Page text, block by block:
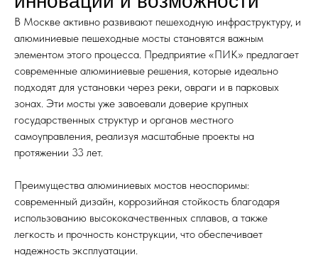
В Москве активно развивают пешеходную инфраструктуру, и
алюминиевые пешеходные мосты становятся важным
элементом этого процесса. Предприятие «ПИК» предлагает
современные алюминиевые решения, которые идеально
подходят для установки через реки, овраги и в парковых
зонах. Эти мосты уже завоевали доверие крупных
государственных структур и органов местного
самоуправления, реализуя масштабные проекты на
протяжении 33 лет.
Преимущества алюминиевых мостов неоспоримы:
современный дизайн, коррозийная стойкость благодаря
использованию высококачественных сплавов, а также
легкость и прочность конструкции, что обеспечивает
надежность эксплуатации.